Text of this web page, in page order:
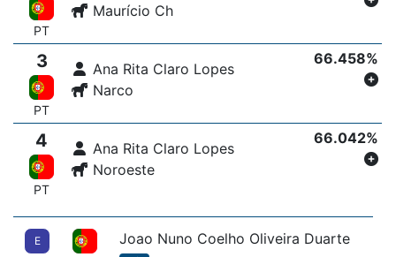
PT
Maurício Ch
3
PT
Ana Rita Claro Lopes
Narco
66.458%
4
PT
Ana Rita Claro Lopes
Noroeste
66.042%
E Joao Nuno Coelho Oliveira Duarte